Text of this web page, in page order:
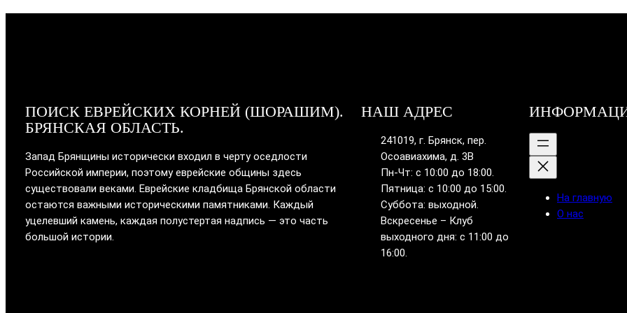
ПОИСК ЕВРЕЙСКИХ КОРНЕЙ (ШОРАШИМ).
БРЯНСКАЯ ОБЛАСТЬ.
Запад Брянщины исторически входил в черту оседлости
Российской империи, поэтому еврейские общины здесь
существовали веками. Еврейские кладбища Брянской области
остаются важными историческими памятниками. Каждый
уцелевший камень, каждая полустертая надпись — это часть
большой истории.
НАШ АДРЕС
241019, г. Брянск, пер.
Осоавиахима, д. 3В
Пн-Чт: с 10:00 до 18:00.
Пятница: с 10:00 до 15:00.
Суббота: выходной.
Вскресенье – Клуб
выходного дня: с 11:00 до
16:00.
На главную
О нас